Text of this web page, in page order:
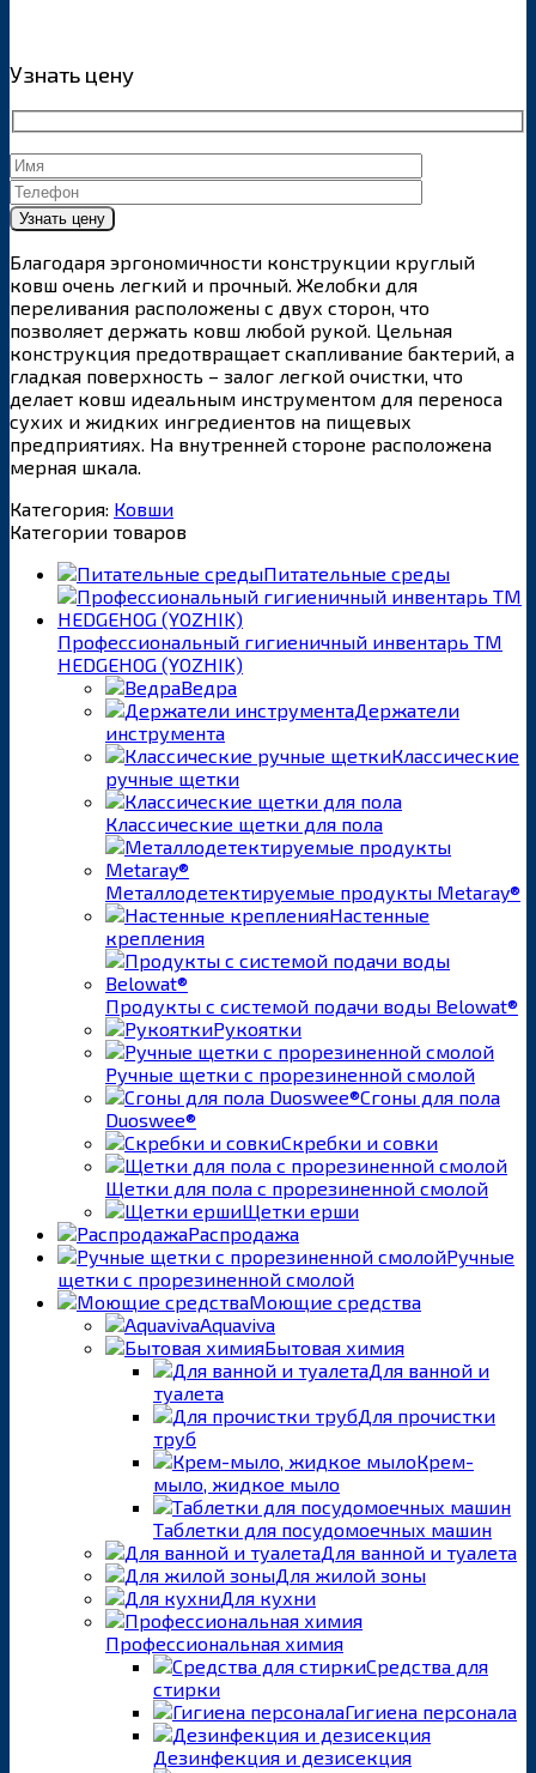
Узнать цену
Благодаря эргономичности конструкции круглый
ковш очень легкий и прочный. Желобки для
переливания расположены с двух сторон, что
позволяет держать ковш любой рукой. Цельная
конструкция предотвращает скапливание бактерий, а
гладкая поверхность – залог легкой очистки, что
делает ковш идеальным инструментом для переноса
сухих и жидких ингредиентов на пищевых
предприятиях. На внутренней стороне расположена
мерная шкала.
Категория: Ковши
Категории товаров
Питательные среды
Профессиональный гигиеничный инвентарь ТМ
HEDGEHOG (YOZHIK)
Ведра
Держатели
инструмента
Классические
ручные щетки
Классические щетки для пола
Металлодетектируемые продукты Metaray®
Настенные
крепления
Продукты с системой подачи воды Belowat®
Рукоятки
Ручные щетки с прорезиненной смолой
Сгоны для пола
Duoswee®
Скребки и совки
Щетки для пола с прорезиненной смолой
Щетки ерши
Распродажа
Ручные
щетки с прорезиненной смолой
Моющие средства
Aquaviva
Бытовая химия
Для ванной и
туалета
Для прочистки
труб
Крем-
мыло, жидкое мыло
Таблетки для посудомоечных машин
Для ванной и туалета
Для жилой зоны
Для кухни
Профессиональная химия
Средства для
стирки
Гигиена персонала
Дезинфекция и дезисекция